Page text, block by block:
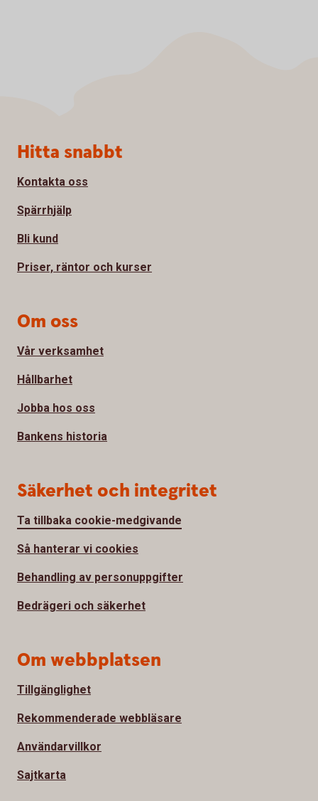
Sidfot
Hitta snabbt
Kontakta oss
Spärrhjälp
Bli kund
Priser, räntor och kurser
Om oss
Vår verksamhet
Hållbarhet
Jobba hos oss
Bankens historia
Säkerhet och integritet
Ta tillbaka cookie-medgivande
Så hanterar vi cookies
Behandling av personuppgifter
Bedrägeri och säkerhet
Om webbplatsen
Tillgänglighet
Rekommenderade webbläsare
Användarvillkor
Sajtkarta